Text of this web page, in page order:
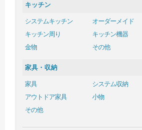
キッチン
システムキッチン
オーダーメイド
キッチン周り
キッチン機器
金物
その他
家具・収納
家具
システム収納
アウトドア家具
小物
その他